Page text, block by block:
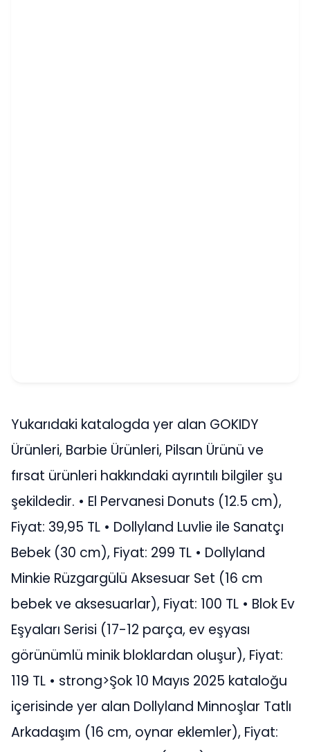
Yukarıdaki katalogda yer alan GOKIDY
Ürünleri, Barbie Ürünleri, Pilsan Ürünü ve
fırsat ürünleri hakkındaki ayrıntılı bilgiler şu
şekildedir. • El Pervanesi Donuts (12.5 cm),
Fiyat: 39,95 TL • Dollyland Luvlie ile Sanatçı
Bebek (30 cm), Fiyat: 299 TL • Dollyland
Minkie Rüzgargülü Aksesuar Set (16 cm
bebek ve aksesuarlar), Fiyat: 100 TL • Blok Ev
Eşyaları Serisi (17-12 parça, ev eşyası
görünümlü minik bloklardan oluşur), Fiyat:
119 TL • strong>Şok 10 Mayıs 2025 kataloğu
içerisinde yer alan Dollyland Minnoşlar Tatlı
Arkadaşım (16 cm, oynar eklemler), Fiyat: